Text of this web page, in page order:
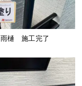
雨樋 施工完了